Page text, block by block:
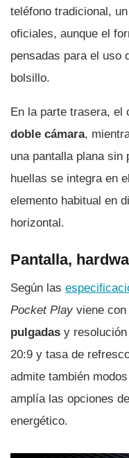
teléfono tradicional,
oficiales, aunque el
pensadas para el uso
bolsillo.
En la parte trasera, el
doble cámara,
una pantalla plana
huellas se integra en
elemento habitual en
horizontal.
Pantalla,
Según las
Pocket Play viene con
pulgadas y resolución
20:9 y tasa de
admite también
amplía las opciones
energético.